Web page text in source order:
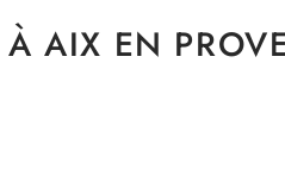
AIX EN